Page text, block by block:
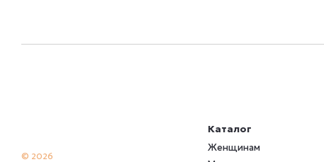
© 2026
Каталог
Женщинам